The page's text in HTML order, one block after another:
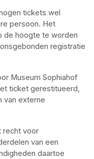
tickets wel
persoon. Het
de hoogte te worden
registratie
Museum Sophiahof
ticket gerestitueerd,
van externe
recht voor
van een
daartoe